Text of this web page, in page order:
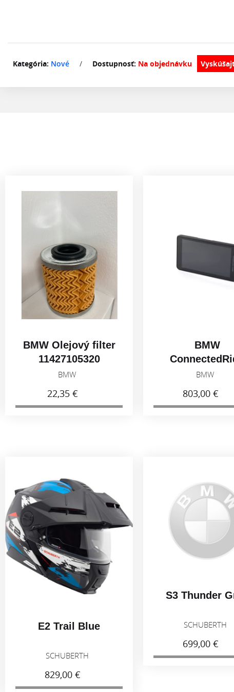
Kategória: Nové / Dostupnosť: Na objednávku
Olejový filter
ConnectedRide
E2 Trail Blue
SCHUBERTH
829,00 €
S3 Thunder Grey
SCHUBERTH
699,00 €